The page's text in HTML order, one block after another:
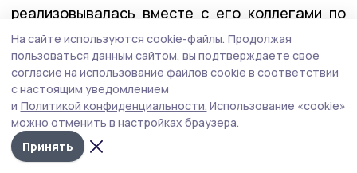
реализовывалась вместе с его коллегами по
программе — Алексеем Кондратьевым и
Константином Кутейниковым. Заявку в
программу подали почти 400 участников и
ветеранов СВО. После всех вступительных
испытаний участниками первого потока стали
27 ребят.
На сайте используются cookie-файлы. Продолжая
пользоваться данным сайтом, вы подтверждаете свое
согласие на использование файлов cookie в соответствии
с настоящим уведомлением
и Политикой конфиденциальности. Использование «cookie»
можно отменить в настройках браузера.
Принять